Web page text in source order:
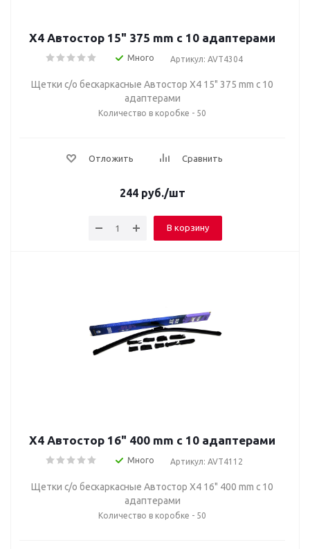
Х4 Автостор 15" 375 mm c 10 адаптерами
Много Артикул: AVT4304
Щетки с/о бескаркасные Автостор Х4 15" 375 mm c 10
адаптерами
Количество в коробке - 50
Отложить Сравнить
244 руб./шт
В корзину
Х4 Автостор 16" 400 mm c 10 адаптерами
Много Артикул: AVT4112
Щетки с/о бескаркасные Автостор Х4 16" 400 mm c 10
адаптерами
Количество в коробке - 50